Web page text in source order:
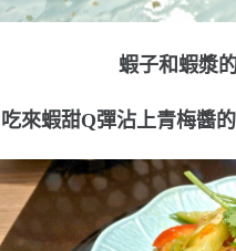
蝦子和蝦漿
吃來蝦甜Q彈沾上青梅醬